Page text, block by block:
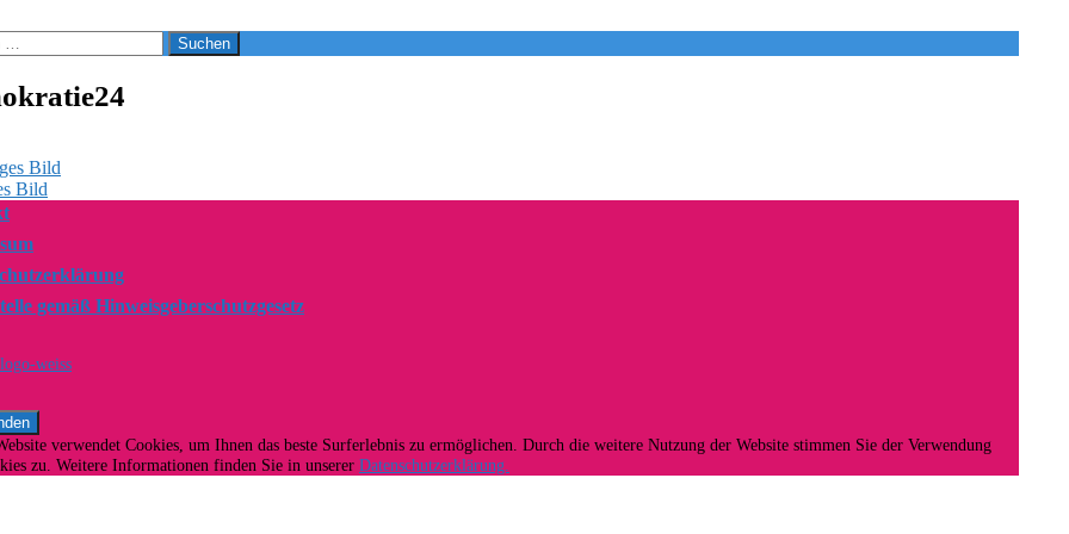
Bild
Bild
gemäß Hinweisgeberschutzgesetz
verwendet Cookies, um Ihnen das beste Surferlebnis zu ermöglichen. Durch die weitere Nutzung der Website stimmen Sie der Verwendung
zu. Weitere Informationen finden Sie in unserer Datenschutzerklärung.